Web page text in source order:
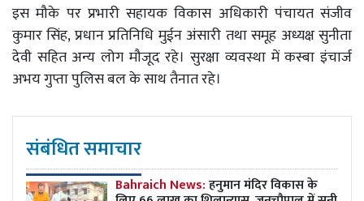
इस मौके पर प्रभारी सहायक विकास अधिकारी पंचायत संजीव
कुमार सिंह, प्रधान प्रतिनिधि मुईन अंसारी तथा समूह अध्यक्ष सुनीता
देवी सहित अन्य लोग मौजूद रहे। सुरक्षा व्यवस्था में कस्बा इंचार्ज
अभय गुप्ता पुलिस बल के साथ तैनात रहे।
संबंधित समाचार
Bahraich News:हनुमान मंदिर विकास के